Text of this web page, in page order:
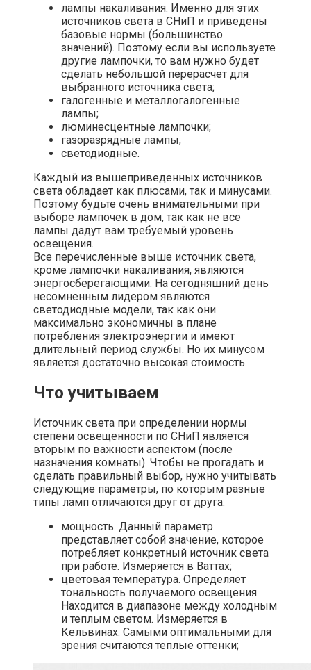
лампы накаливания. Именно для этих
источников света в СНиП и приведены
базовые нормы (большинство
значений). Поэтому если вы используете
другие лампочки, то вам нужно будет
сделать небольшой перерасчет для
выбранного источника света;
галогенные и металлогалогенные
лампы;
люминесцентные лампочки;
газоразрядные лампы;
светодиодные.
Каждый из вышеприведенных источников
света обладает как плюсами, так и минусами.
Поэтому будьте очень внимательными при
выборе лампочек в дом, так как не все
лампы дадут вам требуемый уровень
освещения.
Все перечисленные выше источник света,
кроме лампочки накаливания, являются
энергосберегающими. На сегодняшний день
несомненным лидером являются
светодиодные модели, так как они
максимально экономичны в плане
потребления электроэнергии и имеют
длительный период службы. Но их минусом
является достаточно высокая стоимость.
Что учитываем
Источник света при определении нормы
степени освещенности по СНиП является
вторым по важности аспектом (после
назначения комнаты). Чтобы не прогадать и
сделать правильный выбор, нужно учитывать
следующие параметры, по которым разные
типы ламп отличаются друг от друга:
мощность. Данный параметр
представляет собой значение, которое
потребляет конкретный источник света
при работе. Измеряется в Ваттах;
цветовая температура. Определяет
тональность получаемого освещения.
Находится в диапазоне между холодным
и теплым светом. Измеряется в
Кельвинах. Самыми оптимальными для
зрения считаются теплые оттенки;